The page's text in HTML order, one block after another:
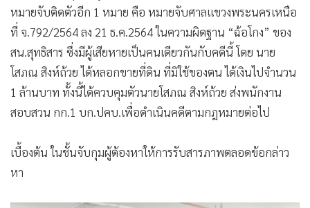
หมายจับติดตัวอีก 1 หมาย คือ หมายจับศาลแขวงพระนครเหนือ
ที่ จ.792/2564 ลง 21 ธ.ค.2564 ในความผิดฐาน “ฉ้อโกง” ของ
สน.สุทธิสาร ซึ่งมีผู้เสียหายเป็นคนเดียวกันกับคดีนี้ โดย นาย
โสภณ สิงห์ถ้วย ได้หลอกขายที่ดิน ที่มิใช้ของตน ได้เงินไปจำนวน
1 ล้านบาท ทั้งนี้ได้ควบคุมตัวนายโสภณ สิงห์ถ้วย ส่งพนักงาน
สอบสวน กก.1 บก.ปคบ.เพื่อดำเนินคดีตามกฎหมายต่อไป
เบื้องต้น ในชั้นจับกุมผู้ต้องหาให้การรับสารภาพตลอดข้อกล่าว
หา